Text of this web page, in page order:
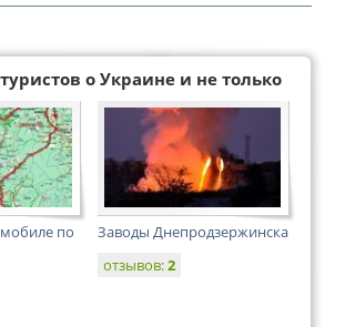
о Украине и не только
по
Заводы Днепродзержинска
отзывов:2